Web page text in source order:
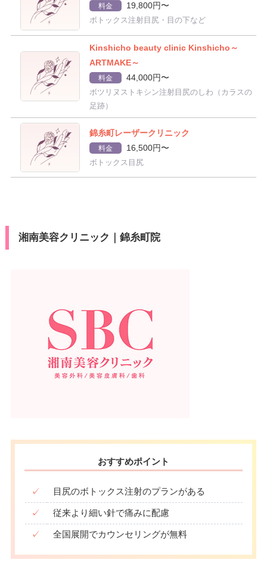
料金 19,800円〜
ボトックス注射目尻・目の下など
Kinshicho beauty clinic Kinshicho～
ARTMAKE～
料金 44,000円〜
ボツリヌストキシン注射目尻のしわ（カラスの
足跡）
錦糸町レーザークリニック
料金 16,500円〜
ボトックス目尻
湘南美容クリニック｜錦糸町院
おすすめポイント
✓ 目尻のボトックス注射のプランがある
✓ 従来より細い針で痛みに配慮
✓ 全国展開でカウンセリングが無料